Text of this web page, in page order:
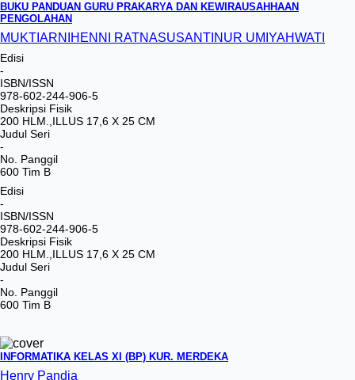
BUKU PANDUAN GURU PRAKARYA DAN KEWIRAUSAHHAAN
PENGOLAHAN
MUKTIARNI HENNI RATNASUSANTI NUR UMIYAHWATI
Edisi
-
ISBN/ISSN
978-602-244-906-5
Deskripsi Fisik
200 HLM.,ILLUS 17,6 X 25 CM
Judul Seri
-
No. Panggil
600 Tim B
Edisi
-
ISBN/ISSN
978-602-244-906-5
Deskripsi Fisik
200 HLM.,ILLUS 17,6 X 25 CM
Judul Seri
-
No. Panggil
600 Tim B
INFORMATIKA KELAS XI (BP) KUR. MERDEKA
Henry Pandia